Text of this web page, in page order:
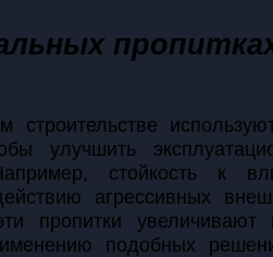
строительстве
улучшить
стойкость к
агрессивных
пропитки увеличивают
подобных